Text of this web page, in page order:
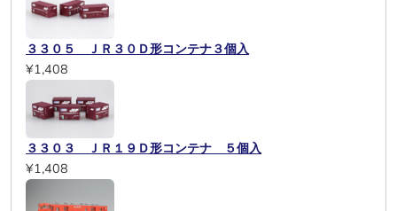
３３０５ ＪＲ３０Ｄ形コンテナ３個入
¥1,408
３３０３ ＪＲ１９Ｄ形コンテナ ５個入
¥1,408